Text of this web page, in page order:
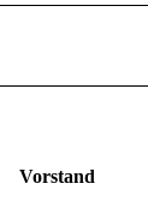
Vorstand